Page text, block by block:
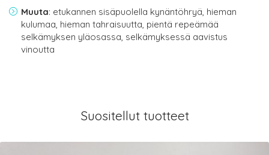
Muuta: etukannen sisäpuolella kynäntöhryä, hieman
kulumaa, hieman tahraisuutta, pientä repeämää
selkämyksen yläosassa, selkämyksessä aavistus
vinoutta
Suositellut tuotteet